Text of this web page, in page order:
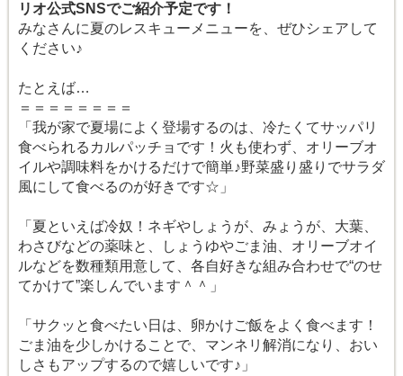
リオ公式SNSでご紹介予定です！
みなさんに夏のレスキューメニューを、ぜひシェアして
ください♪
たとえば…
＝＝＝＝＝＝＝＝
「我が家で夏場によく登場するのは、冷たくてサッパリ
食べられるカルパッチョです！火も使わず、オリーブオ
イルや調味料をかけるだけで簡単♪野菜盛り盛りでサラダ
風にして食べるのが好きです☆」
「夏といえば冷奴！ネギやしょうが、みょうが、大葉、
わさびなどの薬味と、しょうゆやごま油、オリーブオイ
ルなどを数種類用意して、各自好きな組み合わせで“のせ
てかけて”楽しんでいます＾＾」
「サクッと食べたい日は、卵かけご飯をよく食べます！
ごま油を少しかけることで、マンネリ解消になり、おい
しさもアップするので嬉しいです♪」